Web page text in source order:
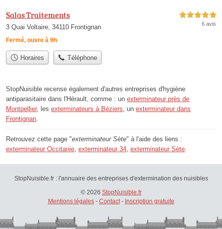
Salas Traitements
3 Quai Voltaire, 34110 Frontignan
Fermé, ouvre à 9h
5,0 étoiles sur 5
6 avis
Horaires Téléphone
StopNuisible recense également d'autres entreprises d'hygiène
antiparasitaire dans l'Hérault, comme : un exterminateur près de
Montpellier, les exterminateurs à Béziers, un exterminateur dans
Frontignan.
Retrouvez cette page "exterminateur Sète" à l'aide des liens :
exterminateur Occitanie, exterminateur 34, exterminateur Sète.
StopNuisible.fr : l'annuaire des entreprises d'extermination des nuisibles
© 2026 StopNuisible.fr
Mentions légales- Contact- Inscription gratuite